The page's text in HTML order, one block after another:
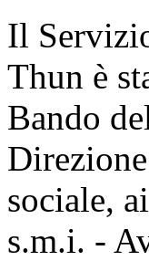
Il
Thun è
Bando
sociale,
s.m.i. -